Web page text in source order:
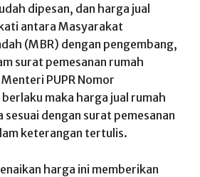
dipesan, dan harga jual
antara Masyarakat
(MBR) dengan pengembang,
surat pemesanan rumah
PUPR Nomor
maka harga jual rumah
sesuai dengan surat pemesanan
keterangan tertulis.
harga ini memberikan